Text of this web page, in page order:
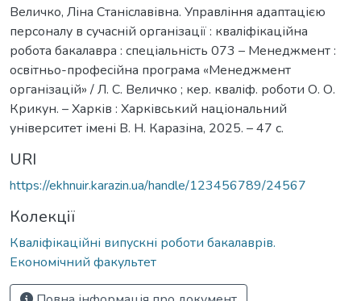
Величко, Ліна Станіславівна. Управління адаптацією
персоналу в сучасній організації : кваліфікаційна
робота бакалавра : спеціальність 073 – Менеджмент :
освітньо-професійна програма «Менеджмент
організацій» / Л. С. Величко ; кер. кваліф. роботи О. О.
Крикун. – Харків : Харківський національний
університет імені В. Н. Каразіна, 2025. – 47 с.
URI
https://ekhnuir.karazin.ua/handle/123456789/24567
Колекції
Кваліфікаційні випускні роботи бакалаврів.
Економічний факультет